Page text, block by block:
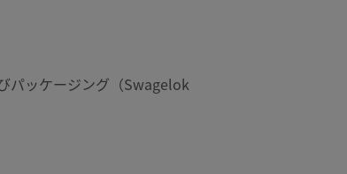
パッケージング（Swagelok